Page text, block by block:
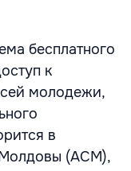
бесплатного
к
молодежи,
в
Молдовы (АСМ),